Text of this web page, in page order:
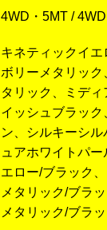
4WD・5MT /
キネティックイエ
ボリーメタリック
タリック、ミデ
イッシュブラッ
ン、シルキーシ
ュアホワイトパ
エロー/ブラック
メタリック/ブラ
メタリック/ブラ